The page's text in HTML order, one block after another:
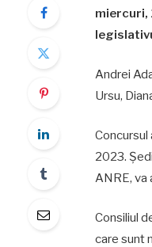
miercuri,
Andrei
Ursu,
Concursul
2023.
ANRE, va
Consiliul
care sunt